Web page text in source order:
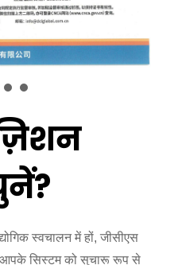
स्वचालन में हों, जीसीएस
सिस्टम को सुचारू रूप से